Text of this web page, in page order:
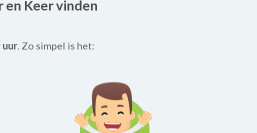
en Keer vinden
uur. Zo simpel is het: